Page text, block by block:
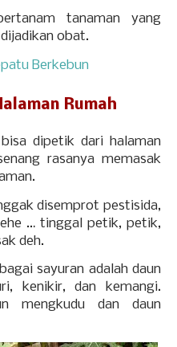
tanaman yang
obat.
Berkebun
Rumah
dipetik dari halaman
rasanya memasak
disemprot pestisida,
… tinggal petik, petik,
deh.
sayuran adalah daun
kenikir, dan kemangi.
mengkudu dan daun